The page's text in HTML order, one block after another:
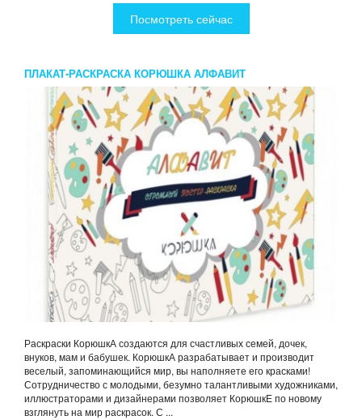
Посмотреть сейчас
ПЛАКАТ-РАСКРАСКА КОРЮШКА АЛФАВИТ
Раскраски КорюшкА создаются для счастливых семей, дочек,
внуков, мам и бабушек. КорюшкА разрабатывает и производит
веселый, запоминающийся мир, вы наполняете его красками!
Сотрудничество с молодыми, безумно талантливыми художниками,
иллюстраторами и дизайнерами позволяет КорюшкЕ по новому
взглянуть на мир раскрасок. С ...